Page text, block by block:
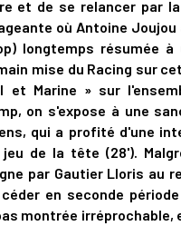
et de se relancer par
où Antoine
longtemps résumée à
mise du Racing sur
et Marine » sur
on s'expose à une
qui a profité d'une
de la tête (28').
par Gautier Lloris au
en seconde
montrée irréprochable,